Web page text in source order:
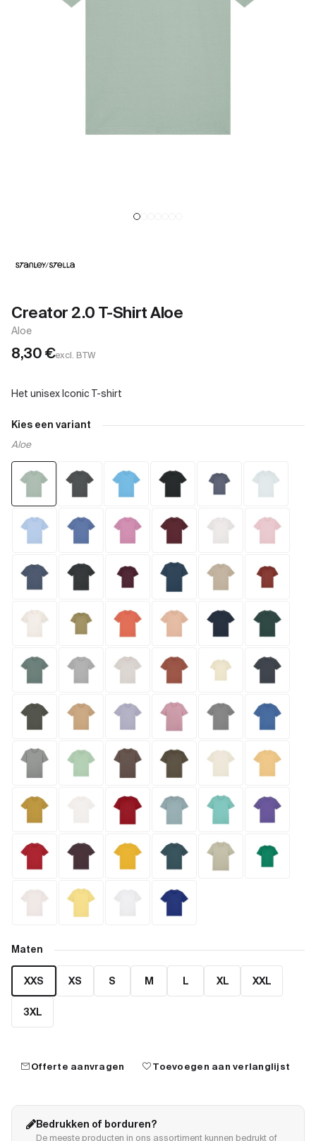
Creator 2.0 T-Shirt Aloe
Aloe
8,30€excl. BTW
Kies een variant
Aloe
Maten
XXS XS S M L XL XXL
3XL
mailOfferte aanvragen favoriteToevoegen aan verlanglijst
Bedrukken of borduren?
De meeste producten in ons assortiment kunnen bedrukt of